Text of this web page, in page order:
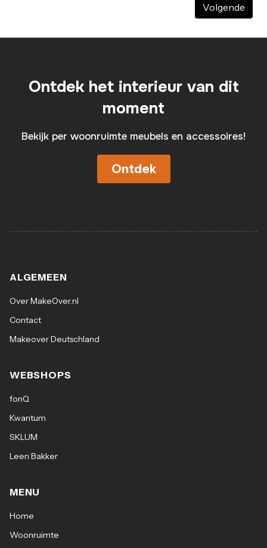
Volgende
Ontdek het interieur van dit
moment
Bekijk per woonruimte meubels en accessoires!
Ontdek
ALGEMEEN
Over MakeOver.nl
Contact
Makeover Deutschland
WEBSHOPS
fonQ
Kwantum
SKLUM
Leen Bakker
MENU
Home
Woonruimte